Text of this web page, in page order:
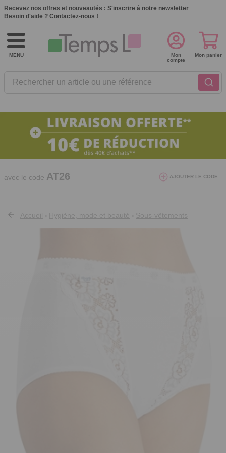
Recevez nos offres et nouveautés : S'inscrire à notre newsletter
Besoin d'aide ? Contactez-nous !
MENU
Rechercher un article ou une référence
Mon
compte
Mon panier
10€ de réduction dès 40€ d'achat. Offre
valable du 03/08/2026 au 12/08/2026.
avec le code AT26 AJOUTER LE CODE
Accueil Hygiène, mode et beauté Sous-vêtements